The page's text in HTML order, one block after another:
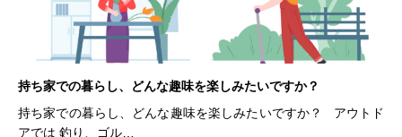
持ち家での暮らし、どんな趣味を楽しみたいですか？
持ち家での暮らし、どんな趣味を楽しみたいですか？ アウトド
アでは 釣り、ゴル…